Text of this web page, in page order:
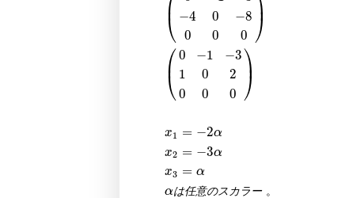
⎝
⎜ −4
0
0
0
−8
0 ⎠⎟
⎛
⎝
⎜ 0
1
0
−1
0
0
−3
2
0
⎞
⎠⎟
x1 = −2α
x2 = −3α
x3 = α
αは任意のス カ ラ ー 。
4− 22 −5 11 0−